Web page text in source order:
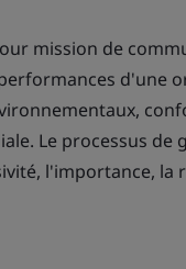
mission de
d'une
Le processus de
l'importance, la